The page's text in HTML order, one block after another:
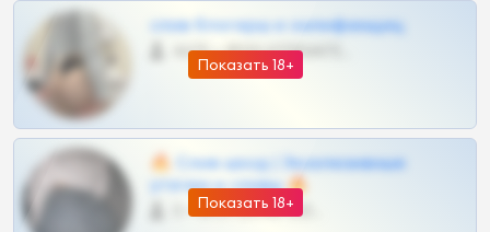
Показать 18+
слив блогерш и онлифанщиц
4675 •
Показать 18+
🔥 Слив шкод | Эксклюзивные
утечки и сливы 🔥
0 •